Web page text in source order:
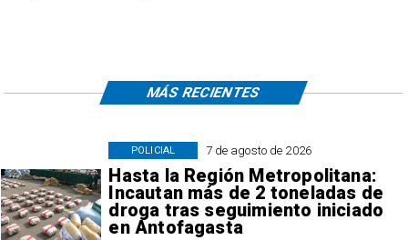
7 de agosto de 2026
Hasta la Región Metropolitana:
Incautan más de 2 toneladas de
droga tras seguimiento iniciado
en Antofagasta
POLICIAL
MÁS RECIENTES